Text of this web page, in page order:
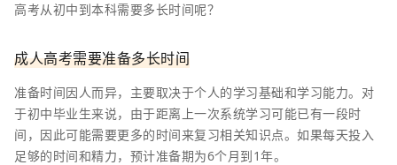
高考从初中到本科需要多长时间呢？
成人高考需要准备多长时间
准备时间因人而异，主要取决于个人的学习基础和学习能力。对
于初中毕业生来说，由于距离上一次系统学习可能已有一段时
间，因此可能需要更多的时间来复习相关知识点。如果每天投入
足够的时间和精力，预计准备期为6个月到1年。